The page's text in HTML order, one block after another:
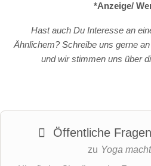
*Anzeige/
Hast auch Du Interesse an
Ähnlichem? Schreibe uns gerne an
und wir stimmen uns über
Öffentliche
zu Yoga